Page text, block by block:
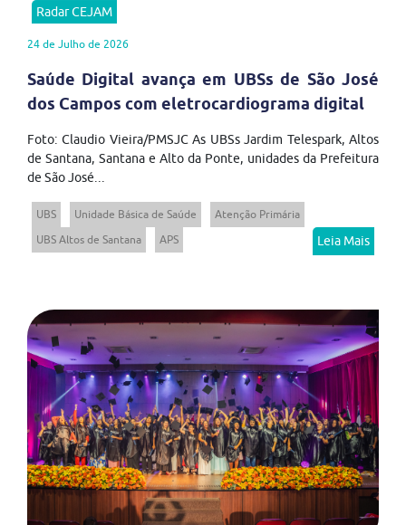
Radar CEJAM
24 de Julho de 2026
Saúde Digital avança em UBSs de São José
dos Campos com eletrocardiograma digital
Foto: Claudio Vieira/PMSJC As UBSs Jardim Telespark, Altos
de Santana, Santana e Alto da Ponte, unidades da Prefeitura
de São José...
UBS Unidade Básica de Saúde
Atenção Primária
UBS Altos de Santana
APS Leia Mais